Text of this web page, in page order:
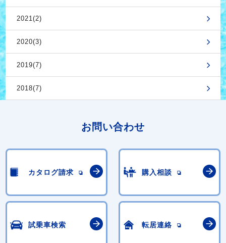
2021(2)
2020(3)
2019(7)
2018(7)
お問い合わせ
カタログ請求 購入相談
試乗車検索 転居連絡